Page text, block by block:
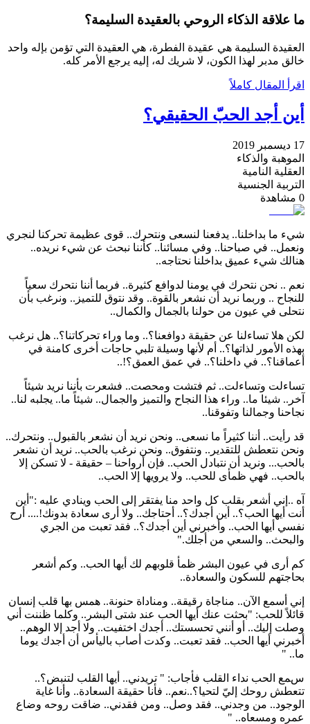
ما علاقة الذكاء الروحي بالعقيدة السليمة؟
العقيدة السليمة هي عقيدة الفطرة، هي العقيدة التي تؤمن بإله واحد
خالق مدبر لهذا الكون، لا شريك له، إليه يرجع الأمر كله.
اقرأ المقال كاملاً
أين أجد الحبّ الحقيقي؟
17 ديسمبر 2019
الموهبة والذكاء
العقلية النامية
التربية الجنسية
0 مشاهدة
شيء ما بداخلنا.. يدفعنا لنسعى ونتحرك.. قوى عظيمة تحركنا لنجري
ونعمل.. في صباحنا.. وفي مسائنا.. كأننا نبحث عن شيء نريده..
هنالك شيء عميق بداخلنا نحتاجه..
نعم .. نحن نتحرك في يومنا لدوافع كثيرة.. فربما أننا نتحرك سعياً
للنجاح .. وربما نريد أن نشعر بالقوة.. وقد نتوق للتميز.. ونرغب بأن
نتحلى في عيون من حولنا بالجمال والكمال..
لكن هلا تساءلنا عن حقيقة دوافعنا؟.. وما وراء تحركاتنا؟.. هل نرغب
بهذه الأمور لذاتها؟.. أم لأنها وسيلة تلبي حاجات أخرى كامنة في
أعماقنا؟.. في داخلنا؟.. في عمق العمق؟!..
تساءلت وتساءلت.. ثم فتشت ومحصت.. فشعرت بأننا نريد شيئاً
آخر.. شيئا ما.. وراء هذا النجاح والتميز والجمال.. شيئاً ما.. يجلبه لنا..
نجاحنا وجمالنا وتفوقنا..
قد رأيت.. أننا كثيراً ما نسعى.. ونحن نريد أن نشعر بالقبول.. ونتحرك..
ونحن نتعطش للتقدير.. ونتفوق.. ونحن نرغب بالحب.. نريد أن نشعر
بالحب... ونريد أن نتبادل الحب.. فإن أرواحنا – حقيقة - لا تسكن إلا
بالحب.. فهي ظمأى للحب.. ولا يرويها إلا الحب..
آه ..إني أشعر بقلب كل واحد منا يفتقر إلى الحب وينادي عليه :"أين
أنت أيها الحب؟.. أين أجدك؟.. أحتاجك.. ولا أرى سعادة بدونك!.... أرح
نفسي أيها الحب.. وأخبرني أين أجدك؟.. فقد تعبت من الجري
والبحث.. والسعي من أجلك."
كم أرى في عيون البشر ظمأ قلوبهم لك أيها الحب.. وكم أشعر
بحاجتهم للسكون والسعادة..
إني أسمع الآن.. مناجاة رقيقة.. ومناداة حنونة.. همس بها قلب إنسان
قائلاً للحب: "بحثت عنك أيها الحب عند شتى البشر.. وكلما ظننت أني
وصلت إليك.. أو أنني تحسستك.. أجدك اختفيت.. ولا أجد إلا الوهم..
أخبرني أيها الحب.. فقد تعبت.. وكدت أصاب باليأس أن أجدك يوما
ما.. "
سمع الحب نداء القلب فأجاب: " تريدني.. أيها القلب لتنبض؟..
تتعطش روحك إليّ لتحيا؟..نعم.. فأنا حقيقة السعادة.. وأنا غاية
الوجود.. من وجدني.. فقد وصل.. ومن فقدني.. ضاقت روحه وضاع
عمره ومسعاه.. "